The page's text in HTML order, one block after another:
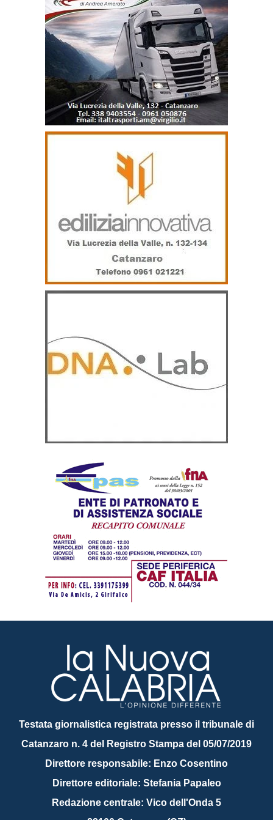
Testata giornalistica registrata presso il tribunale di
Catanzaro n. 4 del Registro Stampa del 05/07/2019
Direttore responsabile: Enzo Cosentino
Direttore editoriale: Stefania Papaleo
Redazione centrale: Vico dell'Onda 5